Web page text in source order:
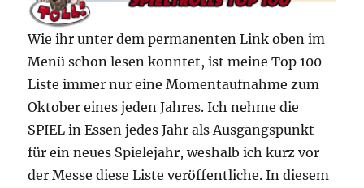
Wie ihr unter dem permanenten Link oben im
Menü schon lesen konntet, ist meine Top 100
Liste immer nur eine Momentaufnahme zum
Oktober eines jeden Jahres. Ich nehme die
SPIEL in Essen jedes Jahr als Ausgangspunkt
für ein neues Spielejahr, weshalb ich kurz vor
der Messe diese Liste veröffentliche. In diesem